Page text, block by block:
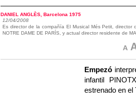
DANIEL ANGLÈS, Barcelona 1975
12/04/2008
Es director de la compañía El Musical Més Petit,
NOTRE DAME DE PARÍS, y actual director residente de
Empezó
infantil
estrenado en el